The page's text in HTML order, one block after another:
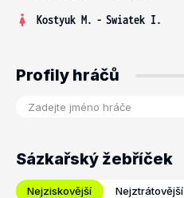
Kostyuk M. - Swiatek I.
Profily hráčů
Sázkařský žebříček
Nejziskovější Nejztrátovější